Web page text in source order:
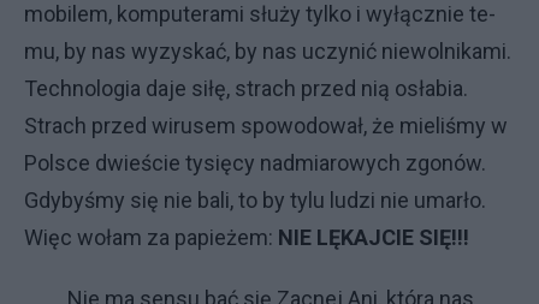
mo­bi­lem, kom­pu­te­ra­mi słu­ży tyl­ko i wy­łącz­nie te­
mu, by nas wy­zy­skać, by nas uczy­nić nie­wol­ni­ka­mi.
Tech­no­lo­gia da­je si­łę, stra­ch przed nią osła­bia.
Stra­ch przed wi­ru­sem spo­wo­do­wał, że mie­li­śmy w
Pol­sce dwie­ście ty­się­cy nad­mia­ro­wy­ch zgo­nów.
Gdy­by­śmy się nie ba­li, to by ty­lu lu­dzi nie umar­ło.
Więc wołam za pa­pie­żem: NIE LĘKAJCIE SIĘ!!!
Nie ma sensu bać się Zacnej Ani, która nas